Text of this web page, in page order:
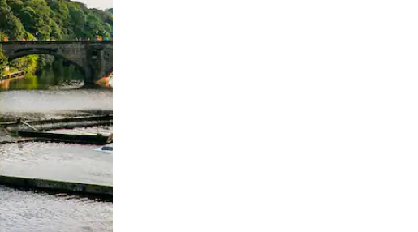
duke lëvizur ekranin.